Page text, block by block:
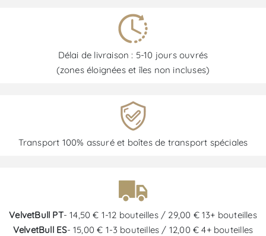
Délai de livraison : 5-10 jours ouvrés
(zones éloignées et îles non incluses)
Transport 100% assuré et boîtes de transport spéciales
VelvetBull PT- 14,50 € 1-12 bouteilles / 29,00 € 13+ bouteilles
VelvetBull ES- 15,00 € 1-3 bouteilles / 12,00 € 4+ bouteilles